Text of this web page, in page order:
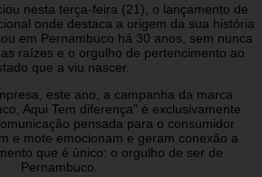
nesta terça-feira (21), o lançamento de
onde destaca a origem da sua história
em Pernambuco há 30 anos, sem nunca
raízes e o orgulho de pertencimento ao
que a viu nascer.
este ano, a campanha da marca
Aqui Tem diferença” é exclusivamente
pensada para o consumidor
e mote emocionam e geram conexão a
que é único: o orgulho de ser de
Pernambuco.